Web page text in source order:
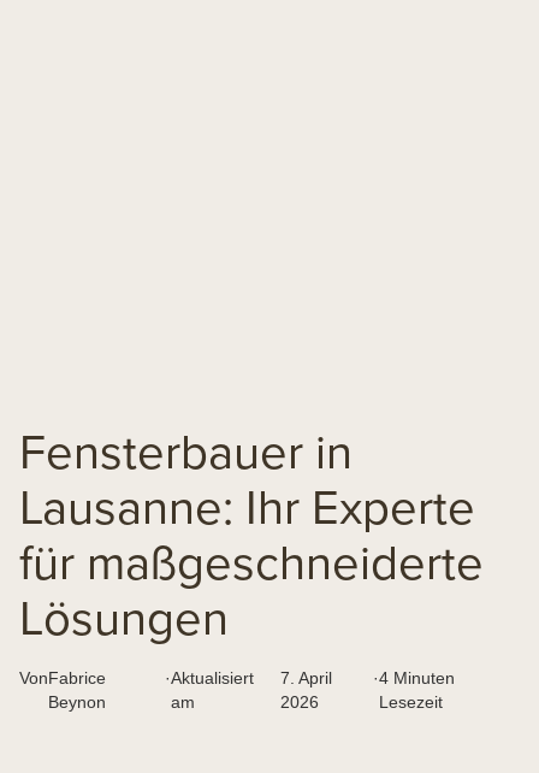
Fensterbauer in
Lausanne: Ihr Experte
für maßgeschneiderte
Lösungen
VonFabrice
Beynon
·Aktualisiert
am
7. April
2026
·4 Minuten
Lesezeit